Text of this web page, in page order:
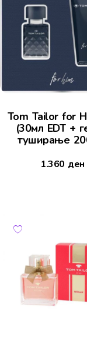
Tom Tailor for
(30мл EDT +
туширање
1.360 ден